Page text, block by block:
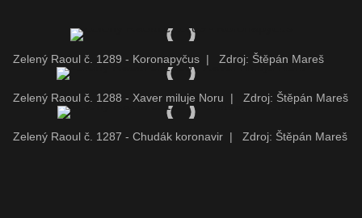
Zelený Raoul č. 1289 - Koronapyčus | Zdroj: Štěpán Mareš
Zelený Raoul č. 1288 - Xaver miluje Noru | Zdroj: Štěpán Mareš
Zelený Raoul č. 1287 - Chudák koronavir | Zdroj: Štěpán Mareš